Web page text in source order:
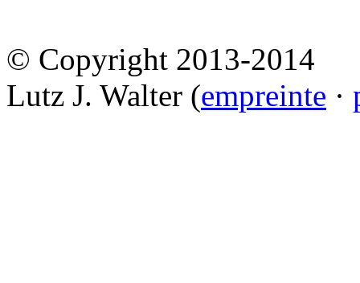
© Copyright 2013-2014
Lutz J. Walter (empreinte ·